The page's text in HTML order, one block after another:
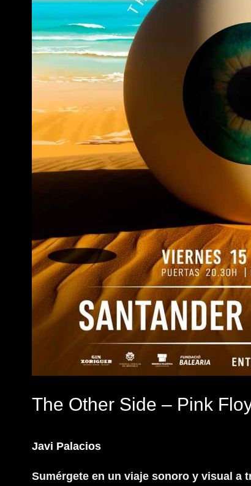
The Other Side – Pink
Javi Palacios
Sumérgete en un viaje sonoro y visual a